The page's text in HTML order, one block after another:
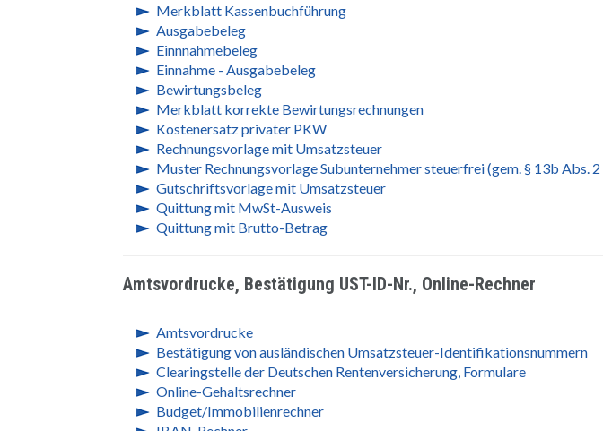
Merkblatt Kassenbuchführung
Ausgabebeleg
Einnnahmebeleg
Einnahme - Ausgabebeleg
Bewirtungsbeleg
Merkblatt korrekte Bewirtungsrechnungen
Kostenersatz privater PKW
Rechnungsvorlage mit Umsatzsteuer
Muster Rechnungsvorlage Subunternehmer steuerfrei (gem. § 13b Abs.
Gutschriftsvorlage mit Umsatzsteuer
Quittung mit MwSt-Ausweis
Quittung mit Brutto-Betrag
Amtsvordrucke, Bestätigung UST-ID-Nr., Online-Rechner
Amtsvordrucke
Bestätigung von ausländischen Umsatzsteuer-Identifikationsnummern
Clearingstelle der Deutschen Rentenversicherung, Formulare
Online-Gehaltsrechner
Budget/Immobilienrechner